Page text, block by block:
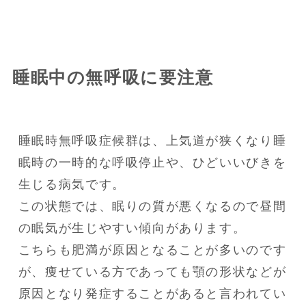
睡眠中の無呼吸に要注意
睡眠時無呼吸症候群は、上気道が狭くなり睡
眠時の一時的な呼吸停止や、ひどいいびきを
生じる病気です。
この状態では、眠りの質が悪くなるので昼間
の眠気が生じやすい傾向があります。
こちらも肥満が原因となることが多いのです
が、痩せている方であっても顎の形状などが
原因となり発症することがあると言われてい